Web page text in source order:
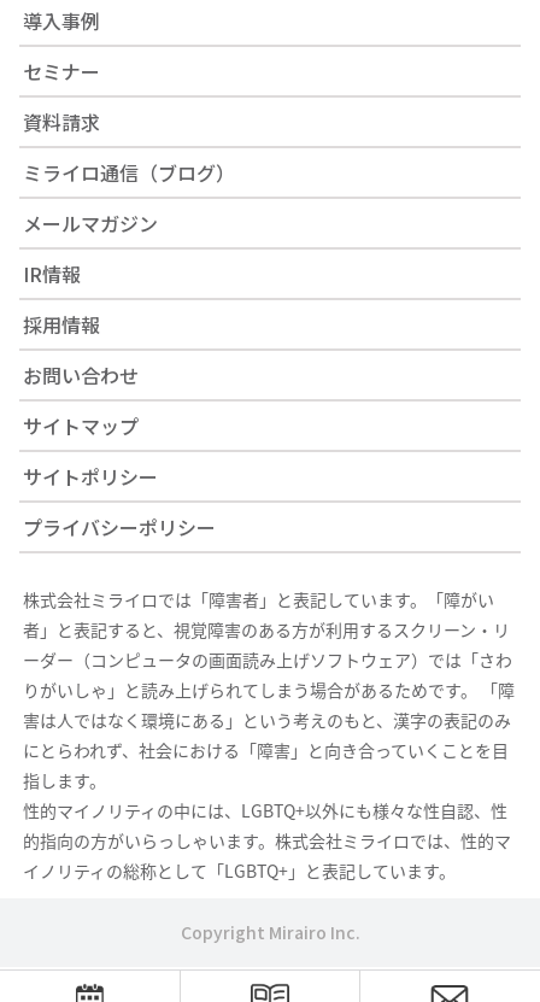
導入事例
セミナー
資料請求
ミライロ通信（ブログ）
メールマガジン
IR情報
採用情報
お問い合わせ
サイトマップ
サイトポリシー
プライバシーポリシー
株式会社ミライロでは「障害者」と表記しています。「障がい
者」と表記すると、視覚障害のある方が利用するスクリーン・リ
ーダー（コンピュータの画面読み上げソフトウェア）では「さわ
りがいしゃ」と読み上げられてしまう場合があるためです。 「障
害は人ではなく環境にある」という考えのもと、漢字の表記のみ
にとらわれず、社会における「障害」と向き合っていくことを目
指します。
性的マイノリティの中には、LGBTQ+以外にも様々な性自認、性
的指向の方がいらっしゃいます。株式会社ミライロでは、性的マ
イノリティの総称として「LGBTQ+」と表記しています。
Copyright Mirairo Inc.